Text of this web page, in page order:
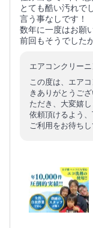
とても酷い汚れで
言う事なしです！
数年に一度はお願
前回もそうでした
エアコンクリー
この度は、エア
きありがとうご
ただき、大変嬉
依頼頂けるよう
ご利用をお待ちし